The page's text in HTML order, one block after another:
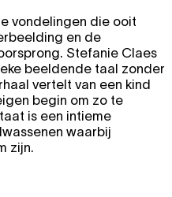
vondelingen die ooit
en de
Stefanie Claes
beeldende taal zonder
vertelt van een kind
begin om zo te
is een intieme
waarbij
zijn.